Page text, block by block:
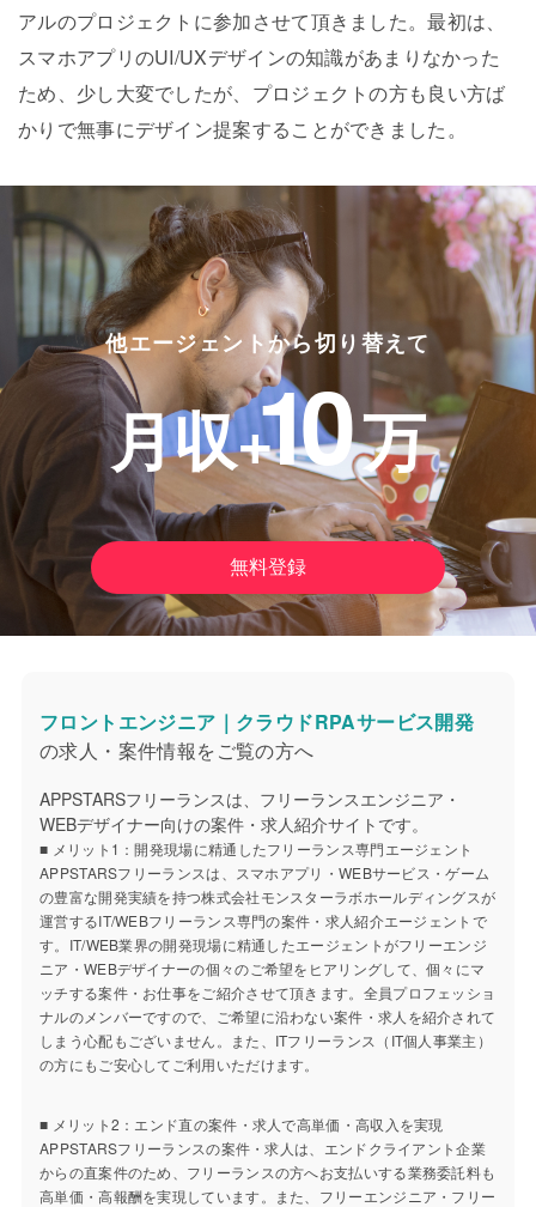
アルのプロジェクトに参加させて頂きました。最初は、
スマホアプリのUI/UXデザインの知識があまりなかった
ため、少し大変でしたが、プロジェクトの方も良い方ば
かりで無事にデザイン提案することができました。
他エージェントから切り替えて
月収+10 万
無料登録
フロントエンジニア｜クラウドRPAサービス開発
の求人・案件情報をご覧の方へ
APPSTARSフリーランスは、フリーランスエンジニア・
WEBデザイナー向けの案件・求人紹介サイトです。
■ メリット1：開発現場に精通したフリーランス専門エージェント
APPSTARSフリーランスは、スマホアプリ・WEBサービス・ゲーム
の豊富な開発実績を持つ株式会社モンスターラボホールディングスが
運営するIT/WEBフリーランス専門の案件・求人紹介エージェントで
す。IT/WEB業界の開発現場に精通したエージェントがフリーエンジ
ニア・WEBデザイナーの個々のご希望をヒアリングして、個々にマ
ッチする案件・お仕事をご紹介させて頂きます。全員プロフェッショ
ナルのメンバーですので、ご希望に沿わない案件・求人を紹介されて
しまう心配もございません。また、ITフリーランス（IT個人事業主）
の方にもご安心してご利用いただけます。
■ メリット2：エンド直の案件・求人で高単価・高収入を実現
APPSTARSフリーランスの案件・求人は、エンドクライアント企業
からの直案件のため、フリーランスの方へお支払いする業務委託料も
高単価・高報酬を実現しています。また、フリーエンジニア・フリー